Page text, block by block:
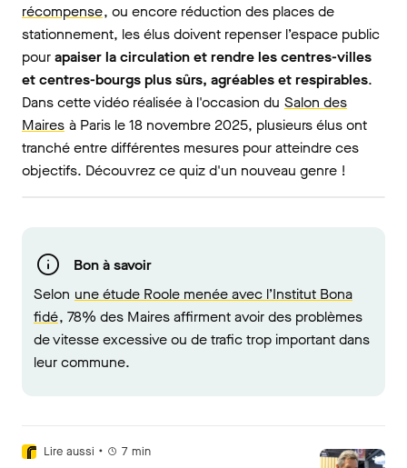
récompense, ou encore réduction des places de
stationnement, les élus doivent repenser l’espace public
pourapaiser la circulation et rendre les centres-villes
et centres-bourgs plus sûrs, agréables et respirables.
Dans cette vidéo réalisée à l'occasion du Salon des
Maires à Paris le 18 novembre 2025, plusieurs élus ont
tranché entre différentes mesures pour atteindre ces
objectifs. Découvrez ce quiz d'un nouveau genre !
Bon à savoir
Selon une étude Roole menée avec l’Institut Bona
fidé, 78% des Maires affirment avoir des problèmes
de vitesse excessive ou de trafic trop important dans
leur commune.
Lire aussi • 7 min